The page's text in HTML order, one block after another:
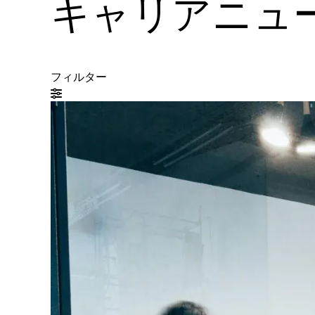
キャリアニュ
フィルター